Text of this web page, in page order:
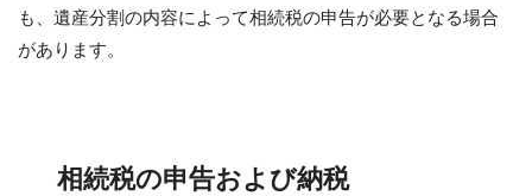
も、遺産分割の内容によって相続税の申告が必要となる場合
があります。
相続税の申告および納税